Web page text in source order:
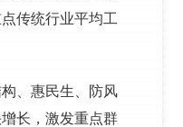
传统行业平均工
、惠民生、防风
长，激发重点群